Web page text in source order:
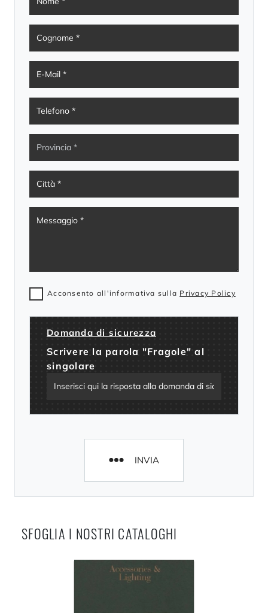
Acconsento all'informativa sulla Privacy Policy
Domanda di sicurezza
Scrivere la parola "Fragole" al
singolare
INVIA
SFOGLIA I NOSTRI CATALOGHI